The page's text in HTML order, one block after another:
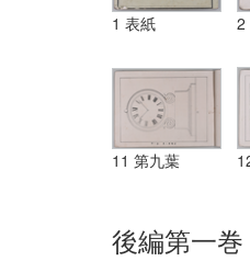
1 表紙 2
11 第九葉
後編第一巻